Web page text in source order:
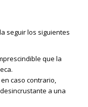
seguir los siguientes
que la
caso contrario,
a una